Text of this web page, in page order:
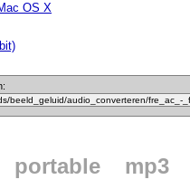
OS X
portable
mp3